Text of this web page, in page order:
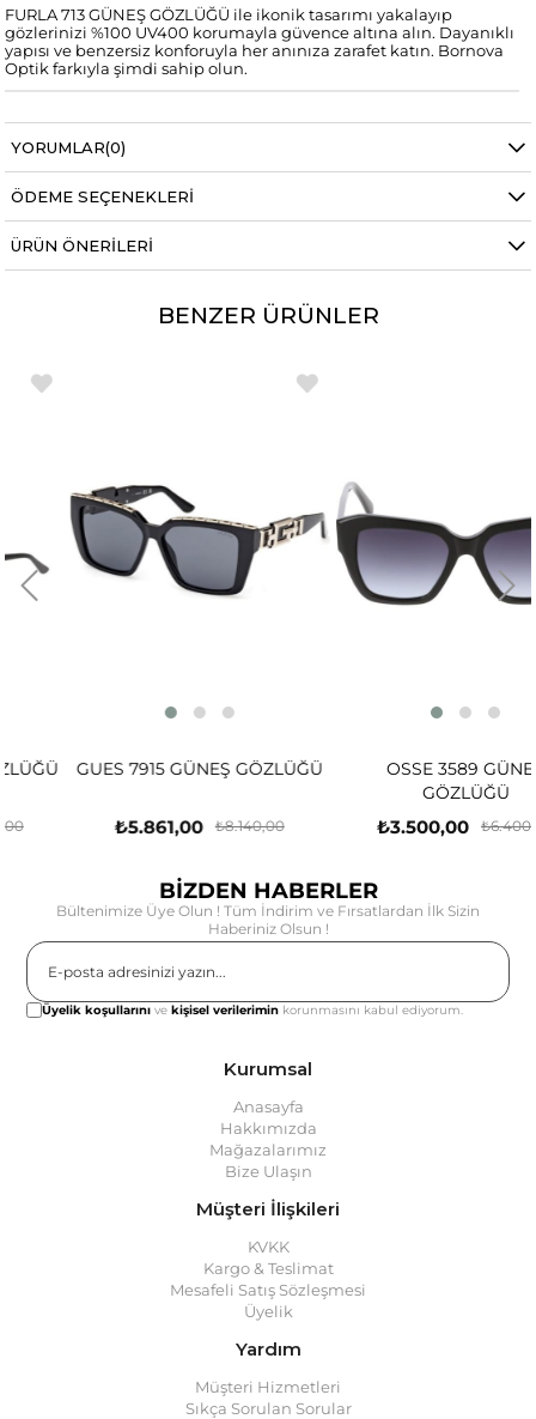
FURLA 713 GÜNEŞ GÖZLÜĞÜ ile ikonik tasarımı yakalayıp
gözlerinizi %100 UV400 korumayla güvence altına alın. Dayanıklı
yapısı ve benzersiz konforuyla her anınıza zarafet katın. Bornova
Optik farkıyla şimdi sahip olun.
YORUMLAR(0)
ÖDEME SEÇENEKLERI
ÜRÜN ÖNERILERI
BENZER ÜRÜNLER
GUES 7915 GÜNEŞ GÖZLÜĞÜ
₺5.861,00 ₺8.140,00
OSSE 3589 GÜNEŞ
GÖZLÜĞÜ
₺3.500,00 ₺6.400,00
BİZDEN HABERLER
Bültenimize Üye Olun ! Tüm İndirim ve Fırsatlardan İlk Sizin
Haberiniz Olsun !
Üyelik koşullarını vekişisel verilerimin korunmasını kabul ediyorum.
Kurumsal
Anasayfa
Hakkımızda
Mağazalarımız
Bize Ulaşın
Müşteri İlişkileri
KVKK
Kargo & Teslimat
Mesafeli Satış Sözleşmesi
Üyelik
Yardım
Müşteri Hizmetleri
Sıkça Sorulan Sorular